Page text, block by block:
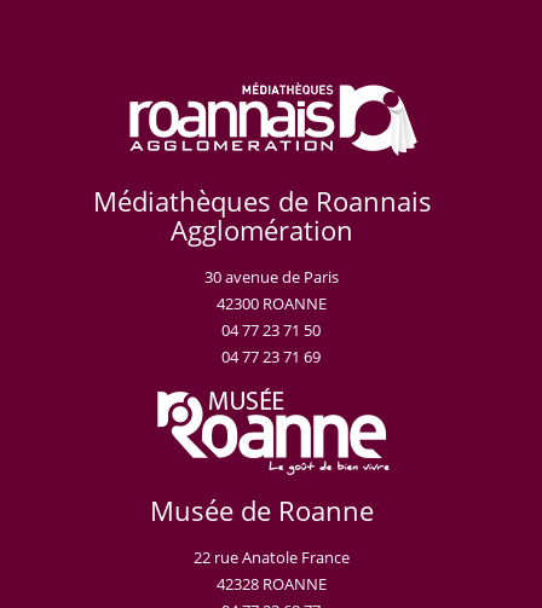
Médiathèques de Roannais
Agglomération
30 avenue de Paris
42300 ROANNE
04 77 23 71 50
04 77 23 71 69
Musée de Roanne
22 rue Anatole France
42328 ROANNE